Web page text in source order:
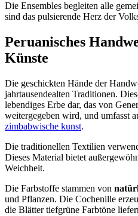
Die Ensembles begleiten alle
sind das pulsierende Herz der
Peruanisches
Künste
Die geschickten Hände der
jahrtausendealten Traditionen.
lebendiges Erbe dar, das von
weitergegeben wird, und umfasst
zimbabwische kunst.
Die traditionellen Textilien
Dieses Material bietet
Weichheit.
Die Farbstoffe stammen von
und Pflanzen. Die Cochenille
die Blätter tiefgrüne Farbtöne